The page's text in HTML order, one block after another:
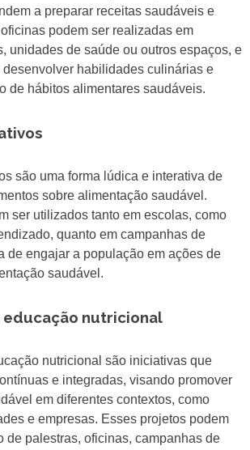
a preparar receitas saudáveis e
podem ser realizadas em
unidades de saúde ou outros espaços, e
desenvolver habilidades culinárias e
de hábitos alimentares saudáveis.
são uma forma lúdica e interativa de
sobre alimentação saudável.
ser utilizados tanto em escolas, como
quanto em campanhas de
de engajar a população em ações de
saudável.
educação nutricional
nutricional são iniciativas que
e integradas, visando promover
em diferentes contextos, como
e empresas. Esses projetos podem
de palestras, oficinas, campanhas de